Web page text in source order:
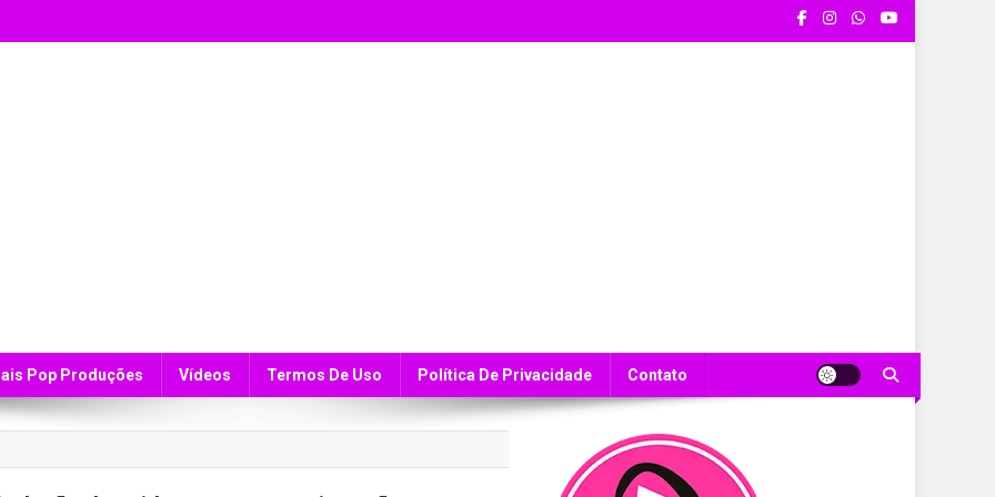
Pop Produções Vídeos Termos De Uso Política De Privacidade Contato